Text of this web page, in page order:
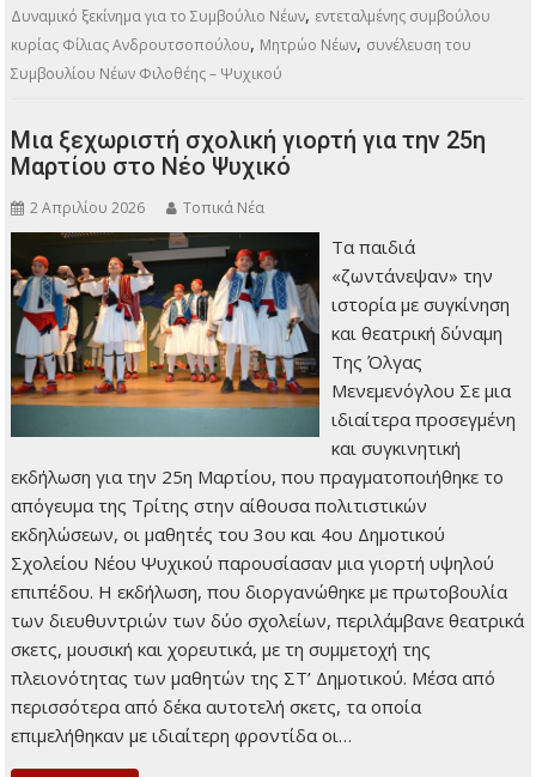
Δυναμικό ξεκίνημα για το Συμβούλιο Νέων, εντεταλμένης συμβούλου
κυρίας Φίλιας Ανδρουτσοπούλου, Μητρώο Νέων, συνέλευση του
Συμβουλίου Νέων Φιλοθέης – Ψυχικού
Μια ξεχωριστή σχολική γιορτή για την 25η
Μαρτίου στο Νέο Ψυχικό
2 Απριλίου 2026 Τοπικά Νέα
Τα παιδιά
«ζωντάνεψαν» την
ιστορία με συγκίνηση
και θεατρική δύναμη
Της Όλγας
Μενεμενόγλου Σε μια
ιδιαίτερα προσεγμένη
και συγκινητική
εκδήλωση για την 25η Μαρτίου, που πραγματοποιήθηκε το
απόγευμα της Τρίτης στην αίθουσα πολιτιστικών
εκδηλώσεων, οι μαθητές του 3ου και 4ου Δημοτικού
Σχολείου Νέου Ψυχικού παρουσίασαν μια γιορτή υψηλού
επιπέδου. Η εκδήλωση, που διοργανώθηκε με πρωτοβουλία
των διευθυντριών των δύο σχολείων, περιλάμβανε θεατρικά
σκετς, μουσική και χορευτικά, με τη συμμετοχή της
πλειονότητας των μαθητών της ΣΤ’ Δημοτικού. Μέσα από
περισσότερα από δέκα αυτοτελή σκετς, τα οποία
επιμελήθηκαν με ιδιαίτερη φροντίδα οι…